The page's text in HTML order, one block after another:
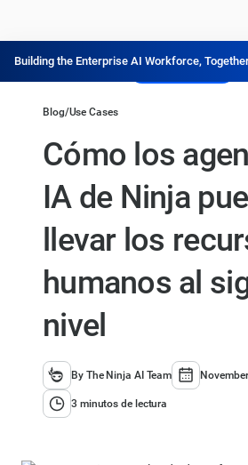
Building the Enterprise AI Workforce,
Pruébalo gratis
Blog/Use Cases
Cómo los
IA de Ninja
llevar los
humanos al
nivel
By The Ninja AI Team
3 minutos de lectura